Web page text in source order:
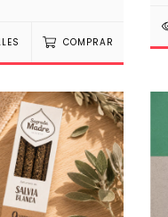
COMPRAR